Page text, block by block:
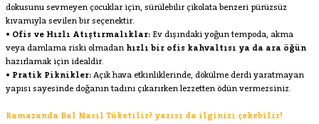
dokusunu sevmeyen çocuklar için, sürülebilir çikolata benzeri pürüzsüz
kıvamıyla sevilen bir seçenektir.
• Ofis ve Hızlı Atıştırmalıklar: Ev dışındaki yoğun tempoda, akma
veya damlama riski olmadan hızlı bir ofis kahvaltısı ya da ara öğün
hazırlamak için idealdir.
• Pratik Piknikler: Açık hava etkinliklerinde, dökülme derdi yaratmayan
yapısı sayesinde doğanın tadını çıkarırken lezzetten ödün vermezsiniz.
Ramazanda Bal Nasıl Tüketilir? yazısı da ilginizi çekebilir!